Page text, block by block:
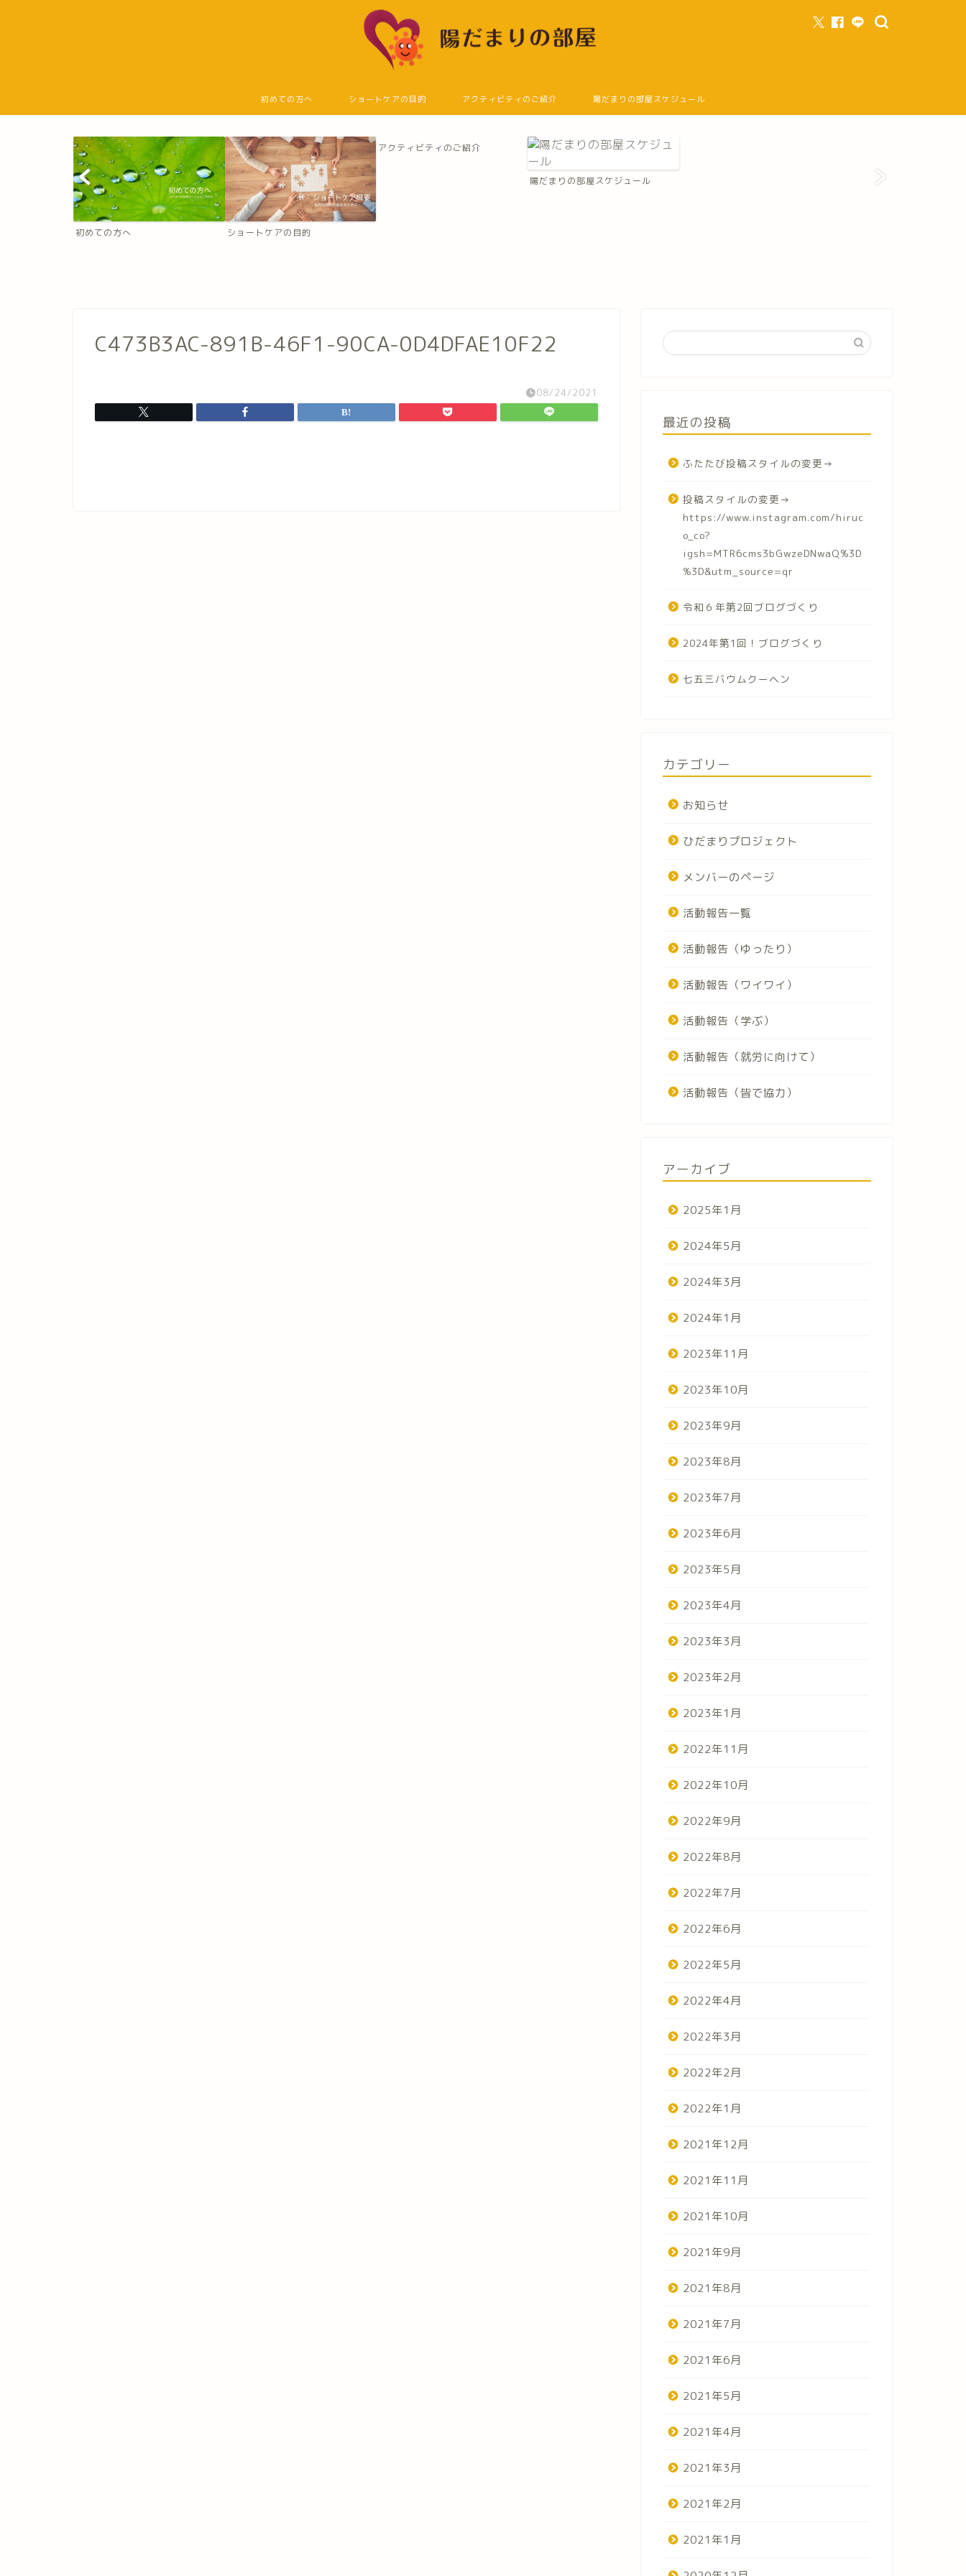
初めての方へ ショートケアの目的 アクティビティのご紹介 陽だまりの部屋スケジュール
初めての方へ ショートケアの目的
アクティビティのご紹介
陽だまりの部屋スケジュール
C473B3AC-891B-46F1-90CA-0D4DFAE10F22
08/24/2021
最近の投稿
ふたたび投稿スタイルの変更→
投稿スタイルの変更→
https://www.instagram.com/hiruc
o_co?
igsh=MTR6cms3bGwzeDNwaQ%3D
%3D&utm_source=qr
令和６年第2回ブログづくり
2024年第1回！ブログづくり
七五三バウムクーヘン
カテゴリー
お知らせ
ひだまりプロジェクト
メンバーのページ
活動報告一覧
活動報告（ゆったり）
活動報告（ワイワイ）
活動報告（学ぶ）
活動報告（就労に向けて）
活動報告（皆で協力）
アーカイブ
2025年1月
2024年5月
2024年3月
2024年1月
2023年11月
2023年10月
2023年9月
2023年8月
2023年7月
2023年6月
2023年5月
2023年4月
2023年3月
2023年2月
2023年1月
2022年11月
2022年10月
2022年9月
2022年8月
2022年7月
2022年6月
2022年5月
2022年4月
2022年3月
2022年2月
2022年1月
2021年12月
2021年11月
2021年10月
2021年9月
2021年8月
2021年7月
2021年6月
2021年5月
2021年4月
2021年3月
2021年2月
2021年1月